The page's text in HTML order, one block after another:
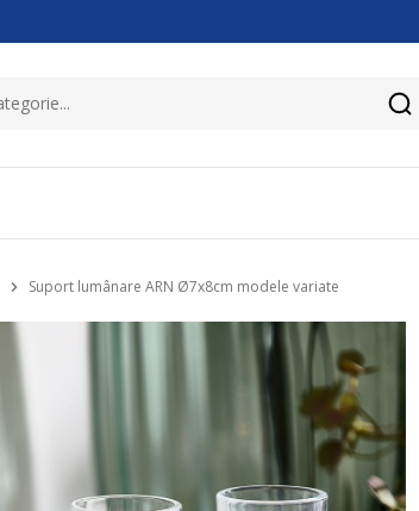
Suport lumânare ARN Ø7x8cm modele variate